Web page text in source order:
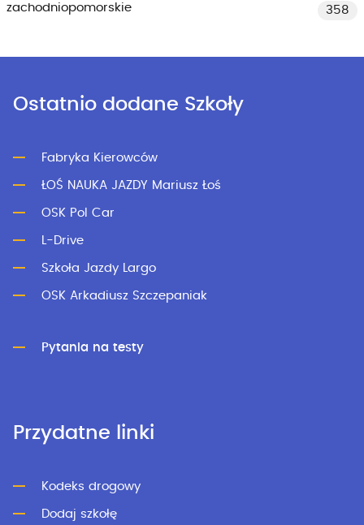
zachodniopomorskie
358
Ostatnio dodane Szkoły
Fabryka Kierowców
ŁOŚ NAUKA JAZDY Mariusz Łoś
OSK Pol Car
L-Drive
Szkoła Jazdy Largo
OSK Arkadiusz Szczepaniak
Pytania na testy
Przydatne linki
Kodeks drogowy
Dodaj szkołę